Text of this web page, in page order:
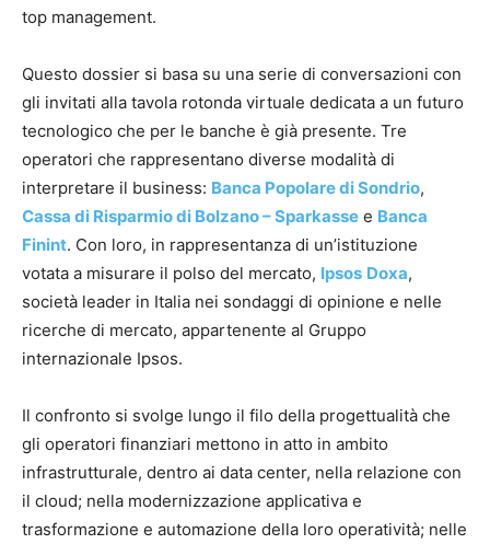
top management.
Questo dossier si basa su una serie di conversazioni con
gli invitati alla tavola rotonda virtuale dedicata a un futuro
tecnologico che per le banche è già presente. Tre
operatori che rappresentano diverse modalità di
interpretare il business: Banca Popolare di Sondrio,
Cassa di Risparmio di Bolzano – Sparkasse e Banca
Finint. Con loro, in rappresentanza di un’istituzione
votata a misurare il polso del mercato, Ipsos Doxa,
società leader in Italia nei sondaggi di opinione e nelle
ricerche di mercato, appartenente al Gruppo
internazionale Ipsos.
Il confronto si svolge lungo il filo della progettualità che
gli operatori finanziari mettono in atto in ambito
infrastrutturale, dentro ai data center, nella relazione con
il cloud; nella modernizzazione applicativa e
trasformazione e automazione della loro operatività; nelle